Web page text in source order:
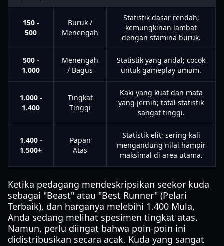
150 -
500
Buruk /
Menengah
Statistik dasar rendah;
kemungkinan lambat
dengan stamina buruk.
500 -
1.000
Menengah
/ Bagus
Statistik yang andal; cocok
untuk gameplay umum.
1.000 -
1.400
Tingkat
Tinggi
Kaki yang kuat dan mata
yang jernih; total statistik
sangat tinggi.
1.400 -
1.500+
Papan
Atas
Statistik elit; sering kali
mengandung nilai hampir
maksimal di area utama.
Ketika pedagang mendeskripsikan seekor kuda
sebagai "Beast" atau "Best Runner" (Pelari
Terbaik), dan harganya melebihi 1.400 Mula,
Anda sedang melihat spesimen tingkat atas.
Namun, perlu diingat bahwa poin-poin ini
didistribusikan secara acak. Kuda yang sangat